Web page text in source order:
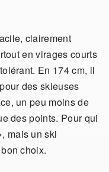
clairement
en virages courts
En 174 cm, il
des skieuses
un peu moins de
des points. Pour qui
mais un ski
choix.